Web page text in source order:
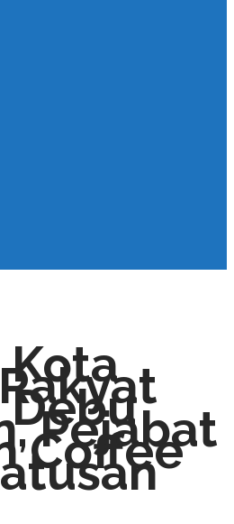
Kota
Debu
Pejabat
Coffee